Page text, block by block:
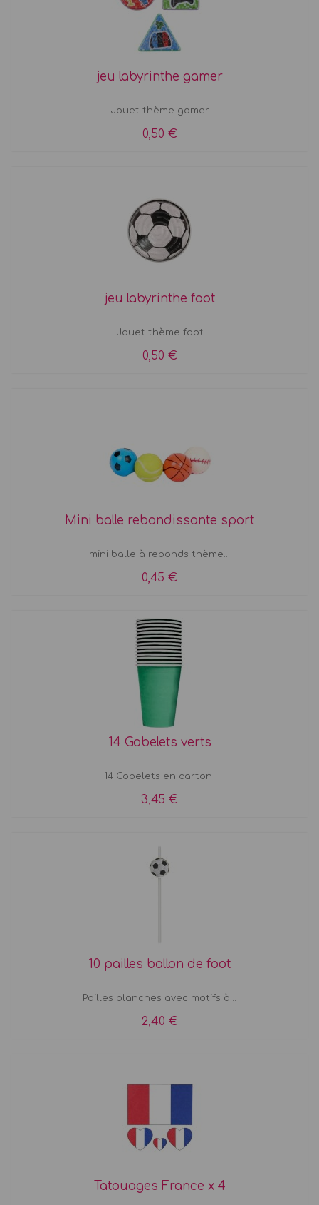
jeu labyrinthe gamer
Jouet thème gamer
0,50 €
jeu labyrinthe foot
Jouet thème foot
0,50 €
Mini balle rebondissante sport
mini balle à rebonds thème...
0,45 €
14 Gobelets verts
14 Gobelets en carton
3,45 €
10 pailles ballon de foot
Pailles blanches avec motifs à...
2,40 €
Tatouages France x 4